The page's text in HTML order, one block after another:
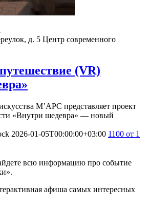
д. 5 Центр современного
(VR)
М’АРС представляет проект
«Внутри шедевра» — новый
2026-01-05T00:00:00+03:00 1100 от 1
всю информацию про событие
афиша самых интересных